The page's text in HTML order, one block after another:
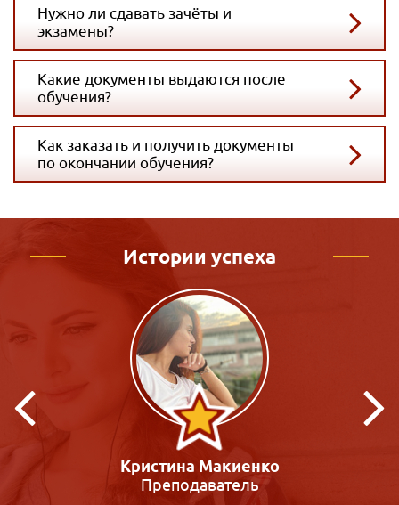
Нужно ли сдавать зачёты и
экзамены?
Какие документы выдаются после
обучения?
Как заказать и получить документы
по окончании обучения?
Истории успеха
Виктория Зацепина
Педагог-психолог